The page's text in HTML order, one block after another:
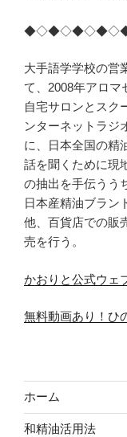
大手語学学校の営
て、2008年アロマ
自宅サロンとスク
ンターネットラジ
に、日本全国の精
話を聞くために現
の抽出を手伝うう
日本産精油ブラン
他、百貨店での販
売を行う。
かおりと公式ウェ
無料動画あり！ひ
ホーム
和精油活用法